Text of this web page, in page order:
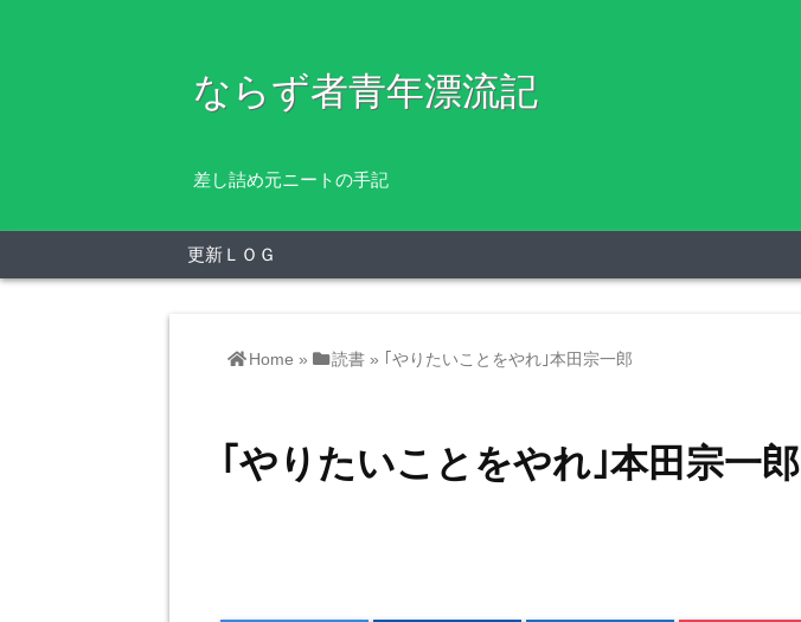
ならず者青年漂流記
差し詰め元ニートの手記
更新ＬＯＧ
Home » 読書 » ｢やりたいことをやれ｣本田宗一郎
｢やりたいことをやれ｣本田宗一郎